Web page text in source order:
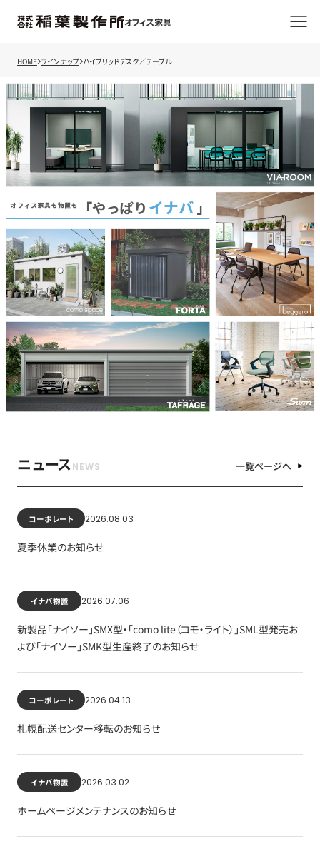
オフィス家具
HOME ラインナップ ハイブリッドデスク／テーブル
ニュース 一覧ページへ
コーポレート 2026.08.03
夏季休業のお知らせ
イナバ物置 2026.07.06
新製品「ナイソー」SMX型・「como lite（コモ・ライト）」SML型発売お
よび「ナイソー」SMK型生産終了のお知らせ
コーポレート 2026.04.13
札幌配送センター移転のお知らせ
イナバ物置 2026.03.02
ホームページメンテナンスのお知らせ